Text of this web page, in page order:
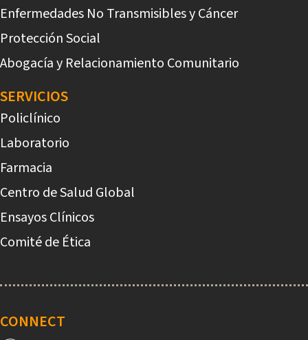
CONNECT
Enfermedades No Transmisibles y Cáncer
Protección Social
Abogacía y Relacionamiento Comunitario
SERVICIOS
Policlínico
Laboratorio
Farmacia
Centro de Salud Global
Ensayos Clínicos
Comité de Ética